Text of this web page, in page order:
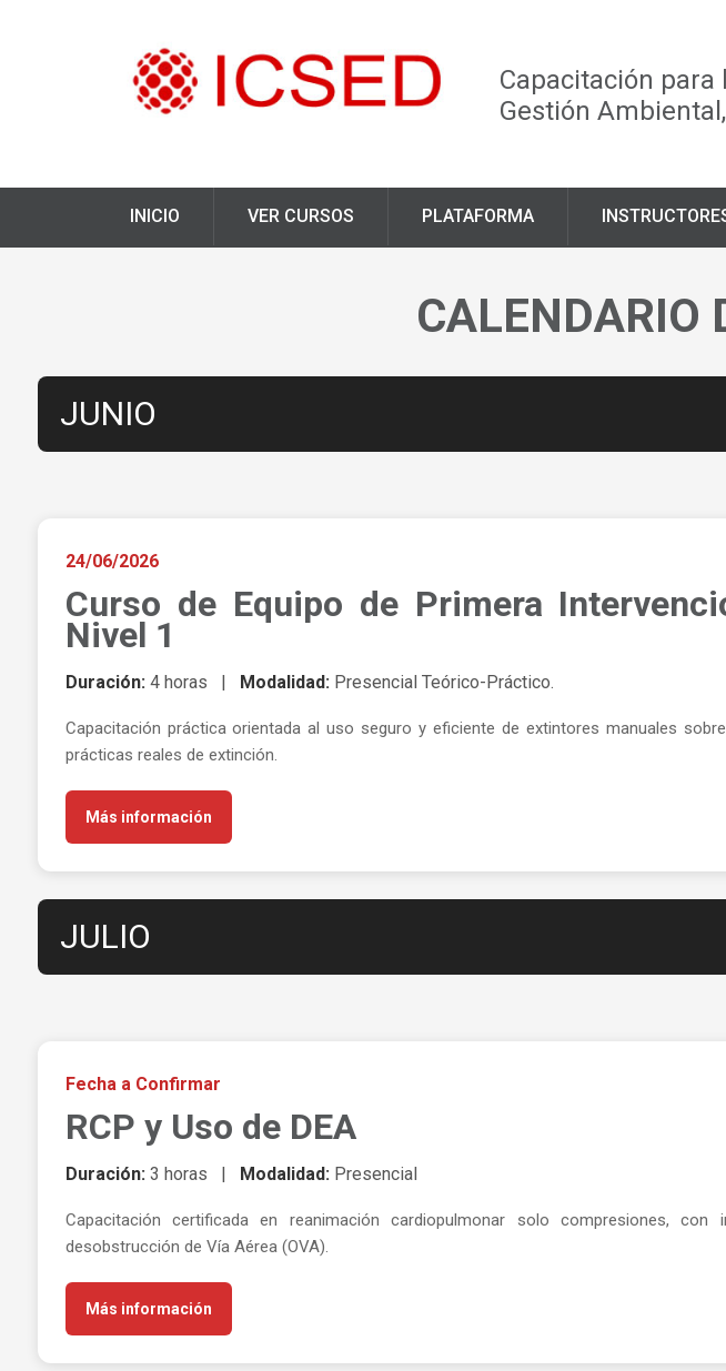
Capacitación para
Gestión
INICIO VER CURSOS PLATAFORMA
CALENDARIO
JUNIO
24/06/2026
Curso de Equipo de Primera
Nivel 1
Duración:4 horas | Modalidad:Presencial Teórico-Práctico.
Capacitación práctica orientada al uso seguro y eficiente de extintores manuales
prácticas reales de extinción.
Más información
JULIO
Fecha a Confirmar
RCP y Uso de DEA
Duración:3 horas | Modalidad:Presencial
Capacitación certificada en reanimación cardiopulmonar solo compresiones,
desobstrucción de Vía Aérea (OVA).
Más información